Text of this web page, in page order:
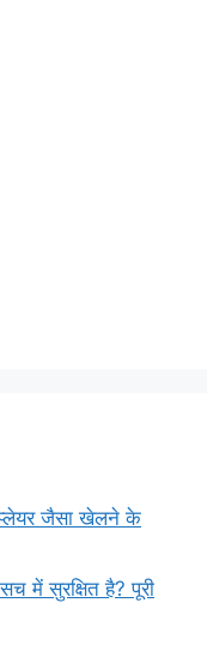
जैसा खेलने के
में सुरक्षित है? पूरी